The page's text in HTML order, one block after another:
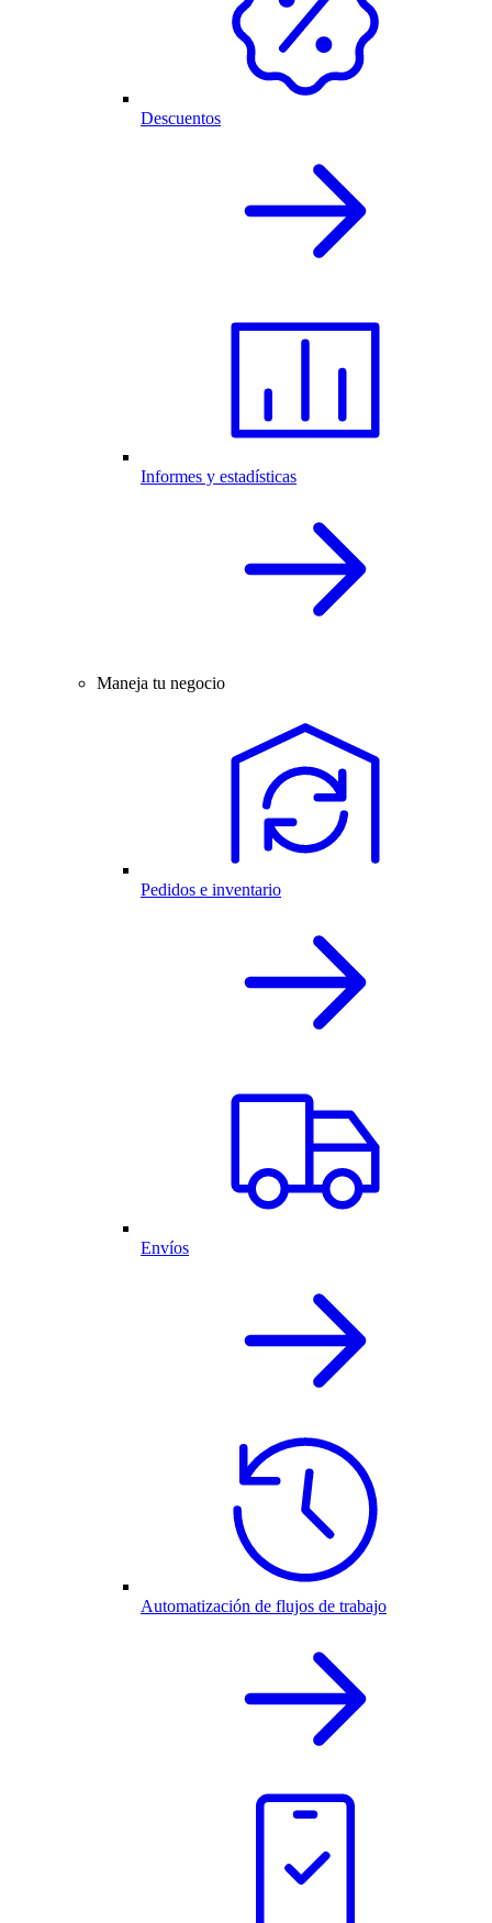
Descuentos
Informes y estadísticas
Maneja tu negocio
Pedidos e inventario
Envíos
Automatización de flujos de trabajo